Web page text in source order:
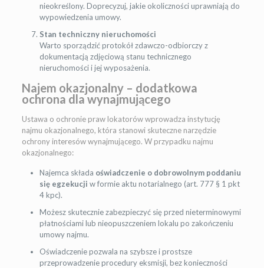
nieokreślony. Doprecyzuj, jakie okoliczności uprawniają do
wypowiedzenia umowy.
Stan techniczny nieruchomości
Warto sporządzić protokół zdawczo-odbiorczy z
dokumentacją zdjęciową stanu technicznego
nieruchomości i jej wyposażenia.
Najem okazjonalny – dodatkowa
ochrona dla wynajmującego
Ustawa o ochronie praw lokatorów wprowadza instytucję
najmu okazjonalnego, która stanowi skuteczne narzędzie
ochrony interesów wynajmującego. W przypadku najmu
okazjonalnego:
Najemca składa oświadczenie o dobrowolnym poddaniu
się egzekucji w formie aktu notarialnego (art. 777 § 1 pkt
4 kpc).
Możesz skutecznie zabezpieczyć się przed nieterminowymi
płatnościami lub nieopuszczeniem lokalu po zakończeniu
umowy najmu.
Oświadczenie pozwala na szybsze i prostsze
przeprowadzenie procedury eksmisji, bez konieczności